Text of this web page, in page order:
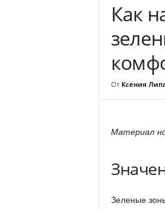
Как
От Ксения
Материал
Зеленые